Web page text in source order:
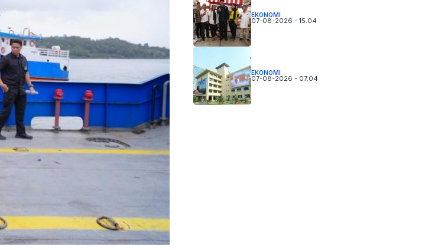
EKONOMI
07-08-2026 - 15.04
EKONOMI
07-08-2026 - 07.04